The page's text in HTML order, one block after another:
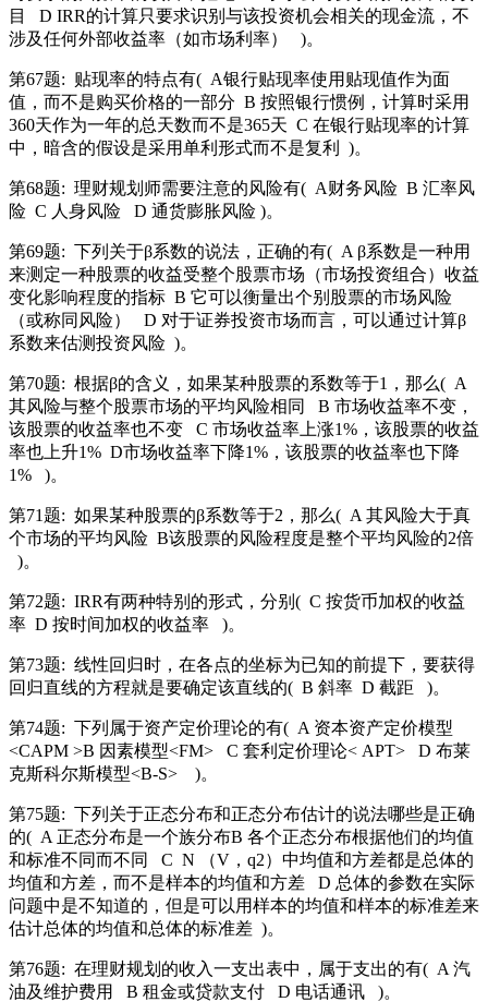
目
D IRR的计算只要求识别与该投资机会相关的现金流，不
涉及任何外部收益率（如市场利率）
)。
第67题: 贴现率的特点有( A银行贴现率使用贴现值作为面
值，而不是购买价格的一部分 B 按照银行惯例，计算时采用
360天作为一年的总天数而不是365天 C 在银行贴现率的计算
中，暗含的假设是采用单利形式而不是复利
)。
第68题: 理财规划师需要注意的风险有( A财务风险 B 汇率风
险 C 人身风险 D 通货膨胀风险 )。
第69题: 下列关于β系数的说法，正确的有( A β系数是一种用
来测定一种股票的收益受整个股票市场（市场投资组合）收益
变化影响程度的指标 B 它可以衡量出个别股票的市场风险
（或称同风险）
D 对于证券投资市场而言，可以通过计算β
系数来估测投资风险 )。
第70题: 根据β的含义，如果某种股票的系数等于1，那么( A
其风险与整个股票市场的平均风险相同
B 市场收益率不变，
该股票的收益率也不变
C 市场收益率上涨1%，该股票的收益
率也上升1% D市场收益率下降1%，该股票的收益率也下降
1%
)。
第71题: 如果某种股票的β系数等于2，那么( A 其风险大于真
个市场的平均风险 B该股票的风险程度是整个平均风险的2倍
)。
第72题: IRR有两种特别的形式，分别( C 按货币加权的收益
率 D 按时间加权的收益率 )。
第73题: 线性回归时，在各点的坐标为已知的前提下，要获得
回归直线的方程就是要确定该直线的( B 斜率 D 截距 )。
第74题: 下列属于资产定价理论的有( A 资本资产定价模型
<CAPM >B 因素模型<FM>
C 套利定价理论< APT>
D 布莱
克斯科尔斯模型<B-S>
)。
第75题: 下列关于正态分布和正态分布估计的说法哪些是正确
的( A 正态分布是一个族分布B 各个正态分布根据他们的均值
和标准不同而不同
C N （V，q2）中均值和方差都是总体的
均值和方差，而不是样本的均值和方差
D 总体的参数在实际
问题中是不知道的，但是可以用样本的均值和样本的标准差来
估计总体的均值和总体的标准差 )。
第76题: 在理财规划的收入一支出表中，属于支出的有( A 汽
油及维护费用
B 租金或贷款支付 D 电话通讯 )。